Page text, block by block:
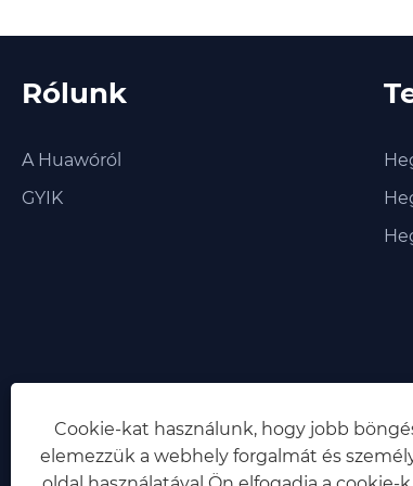
Rólunk
A Huawóról
GYIK
Cookie-kat használunk, hogy jobb
elemezzük a webhely forgalmát és